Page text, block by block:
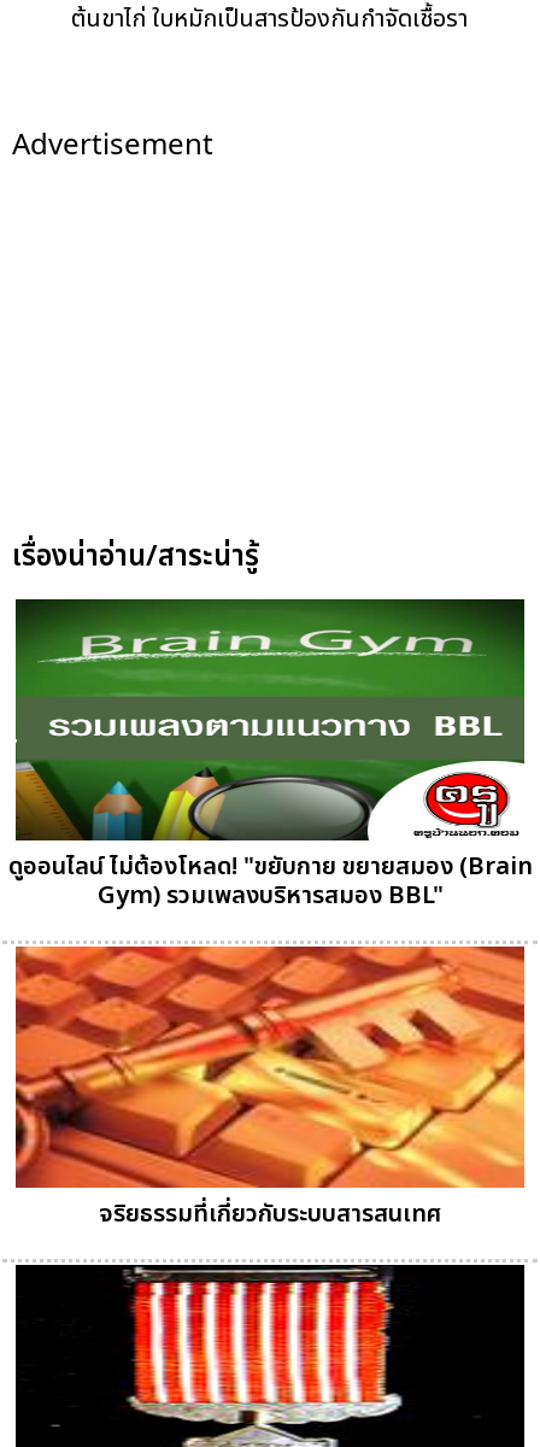
ต้นขาไก่ ใบหมักเป็นสารป้องกันกำจัดเชื้อรา
Advertisement
เรื่องน่าอ่าน/สาระน่ารู้
ดูออนไลน์ ไม่ต้องโหลด! "ขยับกาย ขยายสมอง (Brain
Gym) รวมเพลงบริหารสมอง BBL"
จริยธรรมที่เกี่ยวกับระบบสารสนเทศ